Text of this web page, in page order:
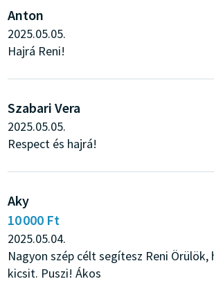
Anton
2025.05.05.
Hajrá Reni!
Szabari Vera
2025.05.05.
Respect és hajrá!
Aky
10 000 Ft
2025.05.04.
Nagyon szép célt segítesz Reni
kicsit. Puszi! Ákos